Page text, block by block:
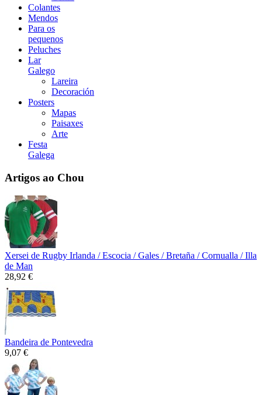
Colantes
Mendos
Para os
pequenos
Peluches
Lar
Galego
Lareira
Decoración
Posters
Mapas
Paisaxes
Arte
Festa
Galega
Artigos ao Chou
Xersei de Rugby Irlanda / Escocia / Gales / Bretaña / Cornualla / Illa
de Man
28,92 €
Bandeira de Pontevedra
9,07 €